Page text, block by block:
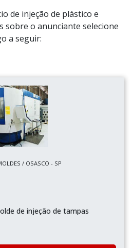
de injeção de plástico e
sobre o anunciante selecione
a seguir:
/ OSASCO - SP
de injeção de tampas